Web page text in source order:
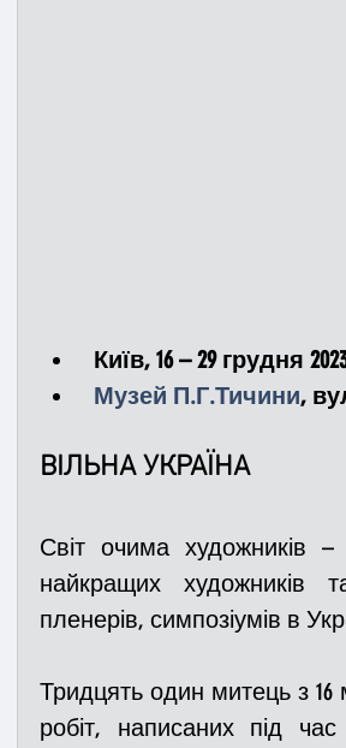
Київ, 16 – 29 грудня
Музей П.Г.Тичини,
ВІЛЬНА УКРАЇНА
Світ очима художників
найкращих художників
пленерів, симпозіумів в
Тридцять один митець з 16
робіт, написаних під